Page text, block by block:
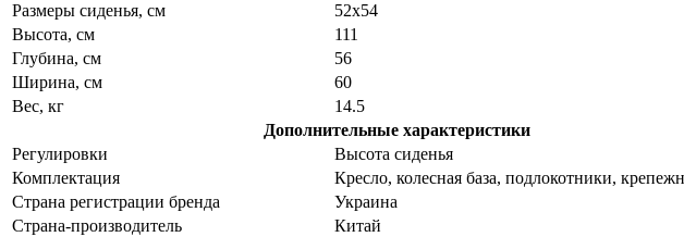
Размеры сиденья, см
52х54
Высота, см
111
Глубина, см
56
Ширина, см
60
Вес, кг
14.5
Дополнительные характеристики
Регулировки
Высота сиденья
Комплектация
Кресло, колесная база, подлокотники,
Страна регистрации бренда
Украина
Страна-производитель
Китай